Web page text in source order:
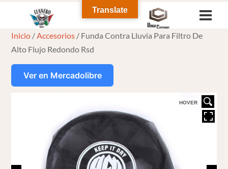
content
Inicio /Accesorios / Funda Contra Lluvia Para Filtro De
Alto Flujo Redondo Rsd
Ver en Mercadolibre
HOVER
Translate